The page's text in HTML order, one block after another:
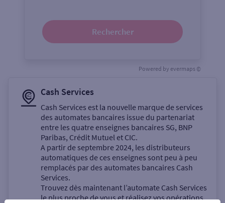
Rechercher
Powered by evermaps ©
Cash Services
Cash Services est la nouvelle marque de services
des automates bancaires issue du partenariat
entre les quatre enseignes bancaires SG, BNP
Paribas, Crédit Mutuel et CIC.
A partir de septembre 2024, les distributeurs
automatiques de ces enseignes sont peu à peu
remplacés par des automates bancaires Cash
Services.
Trouvez dès maintenant l’automate Cash Services
le plus proche de vous et réalisez vos opérations